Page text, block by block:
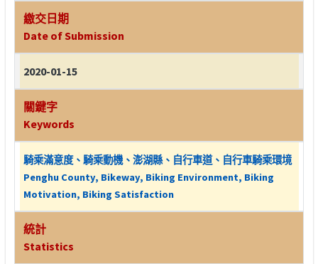
繳交日期
Date of Submission
2020-01-15
關鍵字
Keywords
騎乘滿意度、騎乘動機、澎湖縣、自行車道、自行車騎乘環境
Penghu County, Bikeway, Biking Environment, Biking
Motivation, Biking Satisfaction
統計
Statistics